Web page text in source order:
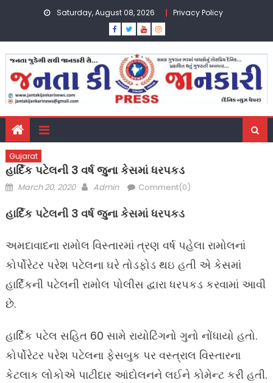
Saturday, August 08, 2026 Privacy Policy
Gujarat
હાર્દિક પટેલની 3 વર્ષ જુના કેસમાં ધરપકડ
Posted
March 20, 2020 Author
Admin Comment(0)
હાર્દિક પટેલની 3 વર્ષ જુના કેસમાં ધરપકડ
અમદાવાદના રામોલ વિસ્તારમાં ત્રણ વર્ષ પહેલા રામોલનાં
કોર્પોરેટર પરેશ પટેલના ઘરે તોડફોડ થઇ હતી એ કેસમાં
હાર્દિકની પટેલની રામોલ પોલીસ દ્વારા ધરપકડ કરવામાં આવી
છે.
હાર્દિક પટેલ સહિત 60 સામે રાયોટિંગનો ગુનો નોંધાયો હતો.
કોર્પોરેટર પરેશ પટેલના ફેસબુક પર વસ્ત્રાલ વિસ્તારના
કેટલાક લોકોએ પાટીદાર આંદોલનને લઈને કોમેન્ટ કરી હતી.